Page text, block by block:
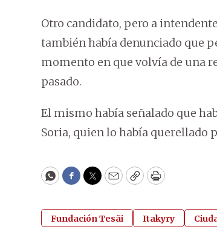
Otro candidato, pero a
también había denunciado que
momento en que volvía de una
pasado.
El mismo había señalado que
Soria, quien lo había querellado
WhatsApp
Facebook
Twitter
EmailCopyPrint
Fundación Tesãi Itakyry